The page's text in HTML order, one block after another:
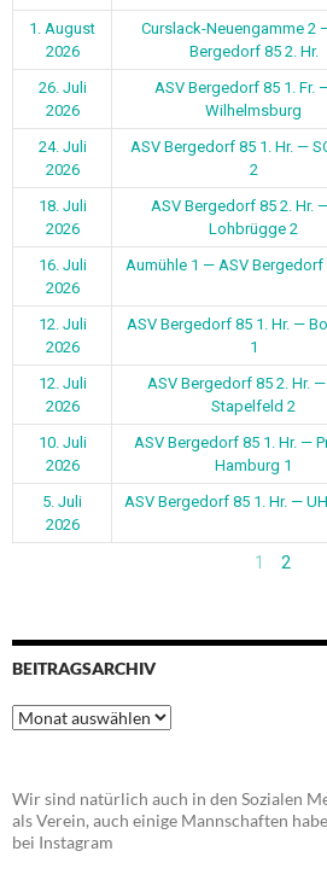
1. August
2026
Curslack-Neuengamme 2
Bergedorf 85 2. Hr.
26. Juli
2026
ASV Bergedorf 85 1. Fr.
Wilhelmsburg
24. Juli
2026
ASV Bergedorf 85 1. Hr. —
2
18. Juli
2026
ASV Bergedorf 85 2. Hr.
Lohbrügge 2
16. Juli
2026
Aumühle 1 — ASV Bergedorf
12. Juli
2026
ASV Bergedorf 85 1. Hr. —
1
12. Juli
2026
ASV Bergedorf 85 2. Hr. —
Stapelfeld 2
10. Juli
2026
ASV Bergedorf 85 1. Hr. —
Hamburg 1
5. Juli
2026
ASV Bergedorf 85 1. Hr. —
1 2
BEITRAGSARCHIV
Beitragsarchiv
Wir sind natürlich auch in den Sozialen
als Verein, auch einige Mannschaften
bei Instagram